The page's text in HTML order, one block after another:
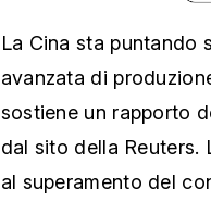
La Cina sta puntando
avanzata di
sostiene un rapporto
dal sito della Reuters.
al superamento del